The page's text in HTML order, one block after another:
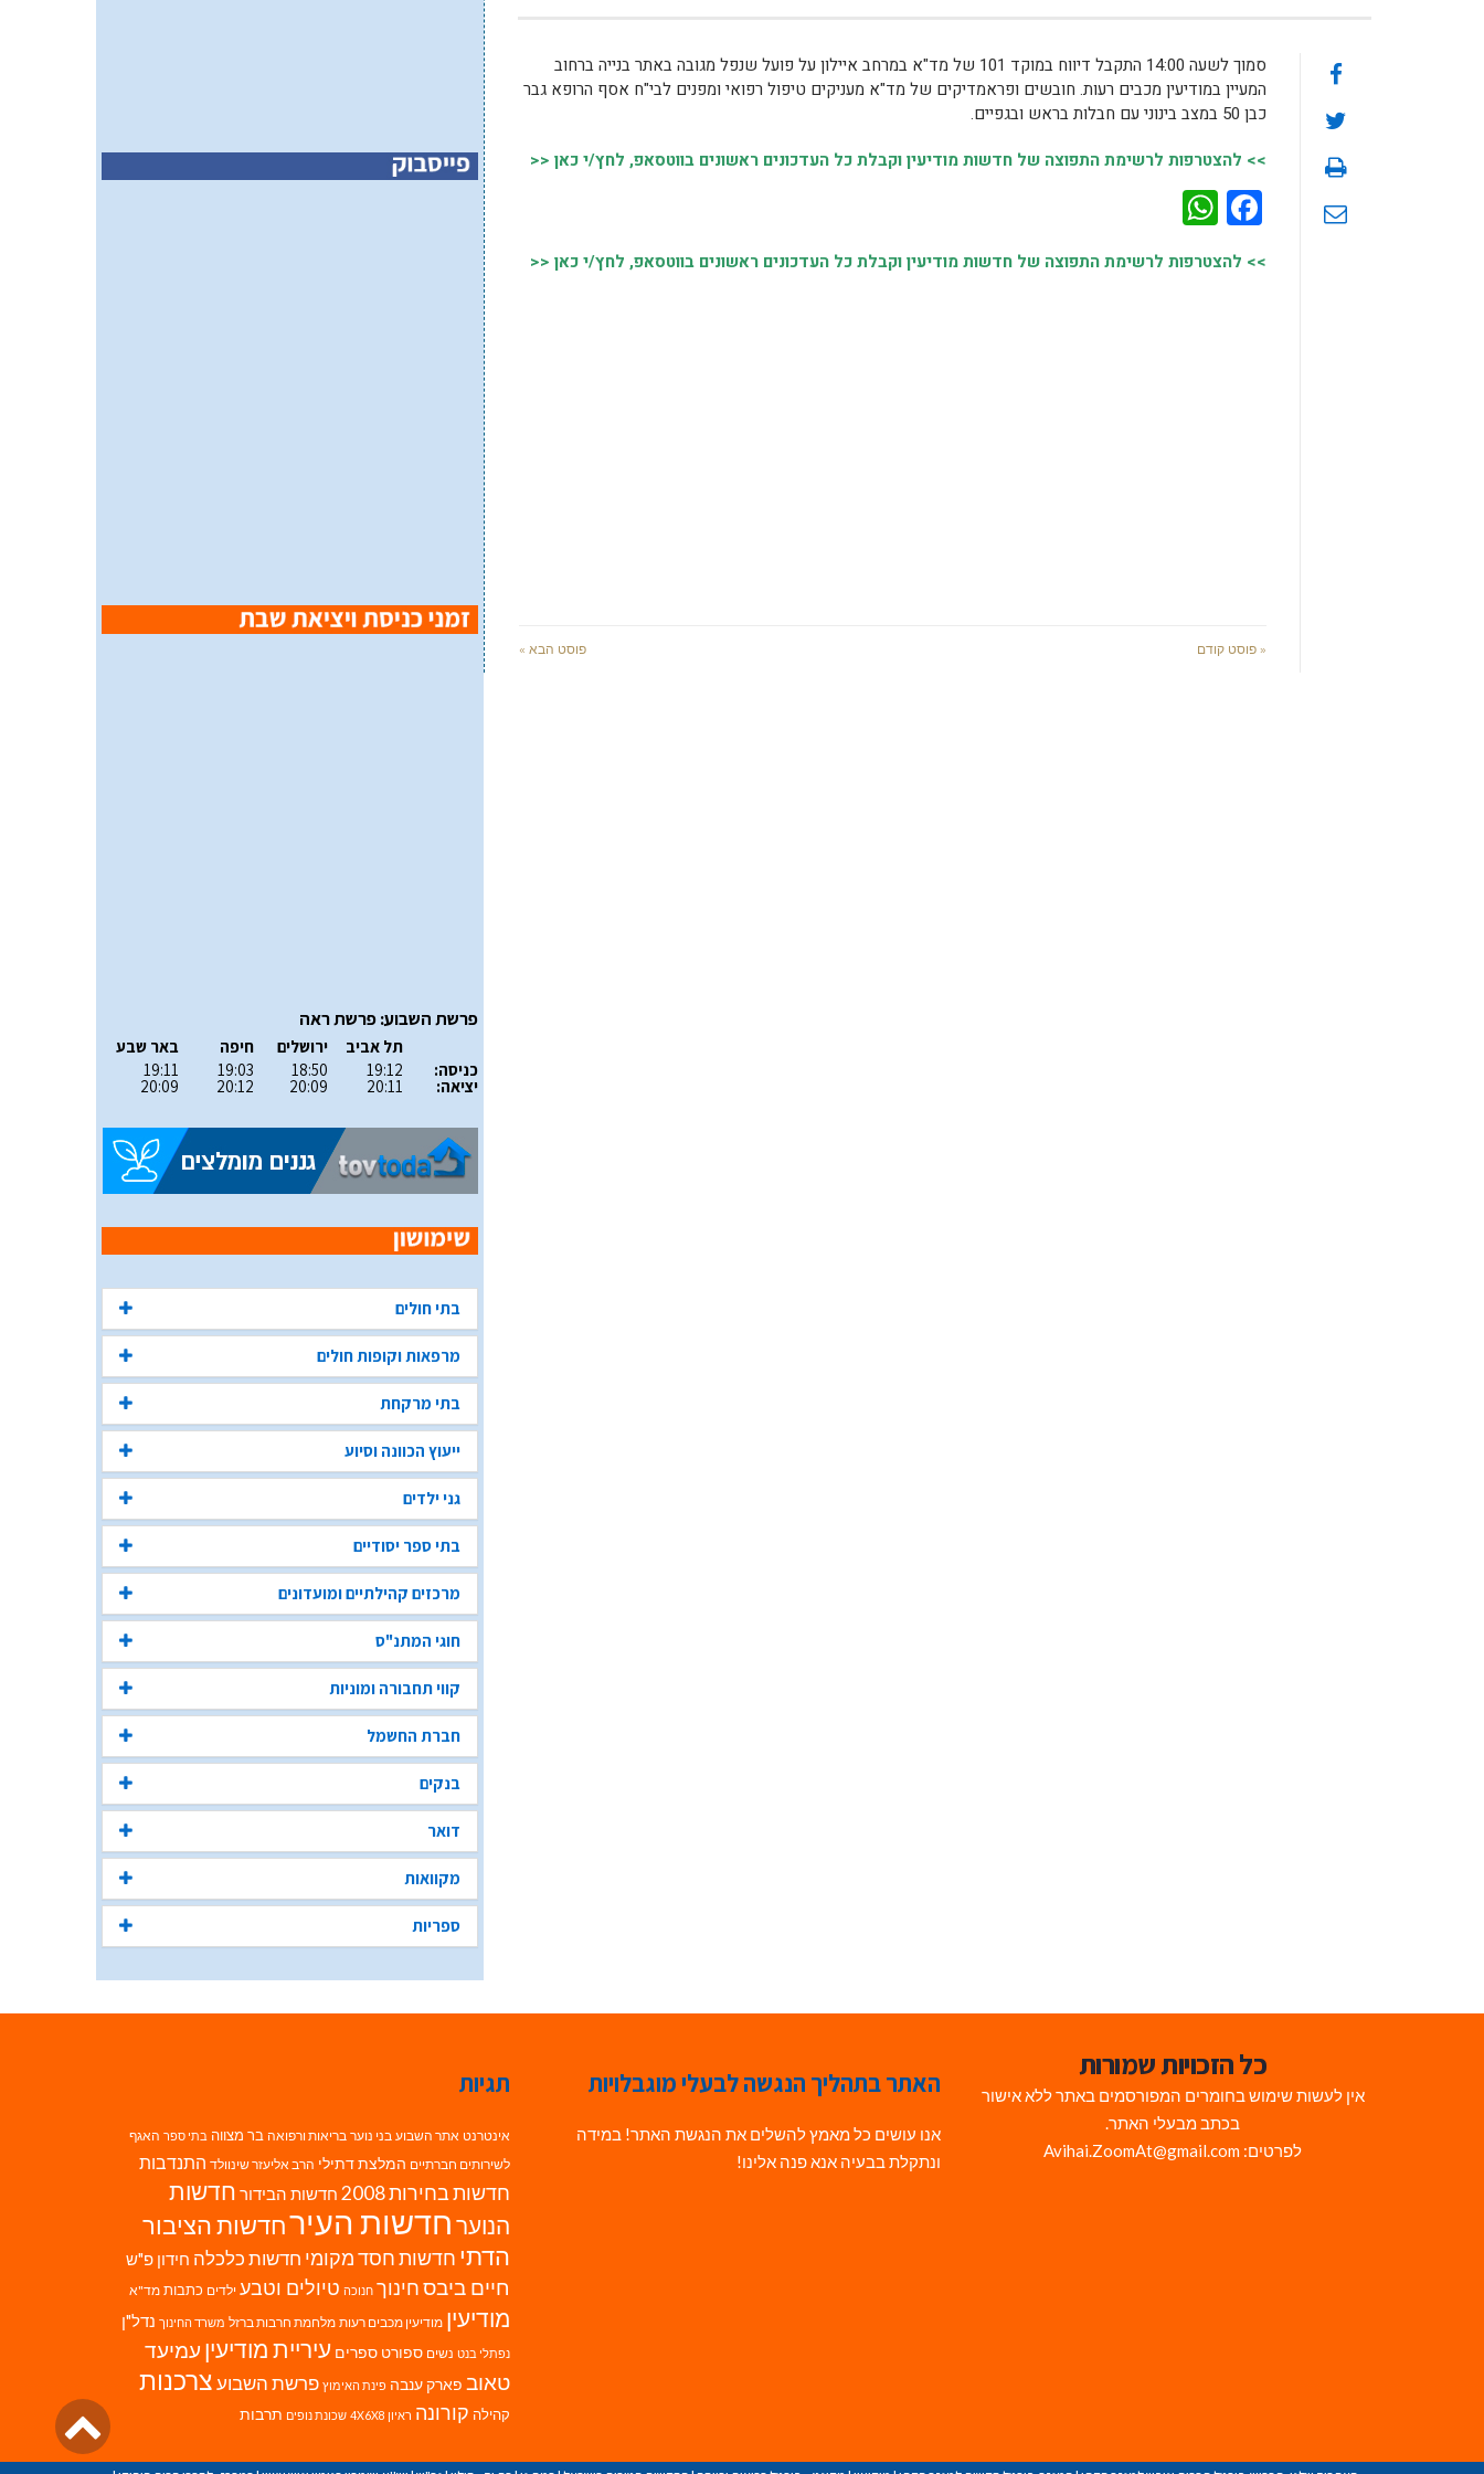
סמוך לשעה 14:00 התקבל דיווח במוקד 101 של מד"א במרחב איילון על פועל שנפל מגובה באתר בנייה ברחוב
המעיין במודיעין מכבים רעות. חובשים ופראמדיקים של מד"א מעניקים טיפול רפואי ומפנים לבי"ח אסף הרופא גבר
כבן 50 במצב בינוני עם חבלות בראש ובגפיים.
>> להצטרפות לרשימת התפוצה של חדשות מודיעין וקבלת כל העדכונים ראשונים בווטסאפ, לחץ/י כאן <<
Facebook
>> להצטרפות לרשימת התפוצה של חדשות מודיעין וקבלת כל העדכונים ראשונים בווטסאפ, לחץ/י כאן <<
« פוסט קודם פוסט הבא »
פרשת השבוע: פרשת ראה
כניסה:
יציאה:
תל אביב
19:12
20:11
ירושלים
18:50
20:09
חיפה
19:03
20:12
באר שבע
19:11
20:09
בתי חולים
מרפאות וקופות חולים
בתי מרקחת
ייעוץ הכוונה וסיוע
גני ילדים
בתי ספר יסודיים
מרכזים קהילתיים ומועדונים
חוגי המתנ"ס
קווי תחבורה ומוניות
חברת החשמל
בנקים
דואר
מקוואות
ספריות
כל הזכויות שמורות
אין לעשות שימוש בחומרים המפורסמים באתר ללא אישור
בכתב מבעלי האתר.
לפרטים: Avihai.ZoomAt@gmail.com
האתר בתהליך הנגשה לבעלי מוגבלויות
אנו עושים כל מאמץ להשלים את הנגשת האתר! במידה
ונתקלת בבעיה אנא פנה אלינו!
תגיות
אינטרנט אתר השבוע בני נוער בריאות ורפואה בר מצווה בתי ספר האגף
לשירותים חברתיים המלצת דתילי הרב אליעזר שינוולד התנדבות
חדשות בחירות 2008 חדשות הבידור חדשות
הנוערחדשות העירחדשות הציבור
הדתי חדשות חסד מקומי חדשות כלכלה חידון פ"ש
חיים ביבסחינוך חנוכה טיולים וטבע ילדים כתבות מד"א
מודיעין מודיעין מכבים רעות מלחמת חרבות ברזל משרד החינוך נדל"ן
נפתלי בנט נשים ספורט ספרים עיריית מודיעין עמיעד
טאוב פארק ענבה פינת האימוץ פרשת השבועצרכנות
קהילה קורונה ראיון 4X6X8 שכונת נופים תרבות